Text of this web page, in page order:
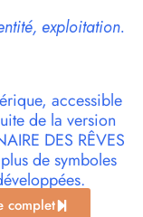
exploitation.
accessible
de la version
DES RÊVES
de symboles
complet